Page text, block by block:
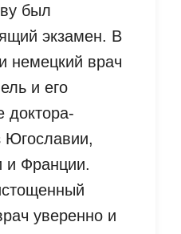
был
экзамен. В
немецкий врач
и его
доктора-
Югославии,
и Франции.
уверенно и